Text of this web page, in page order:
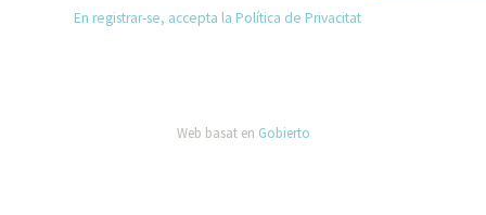
correu-
En registrar-se, accepta la Política de Privacitat
Web basat en Gobierto